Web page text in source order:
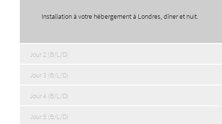
Installation à votre hébergement à Londres, dîner et nuit.
Jour 2 (B/L/D)
Jour 3 (B/L/D)
Jour 4 (B/L/D)
Jour 5 (B/L/D)